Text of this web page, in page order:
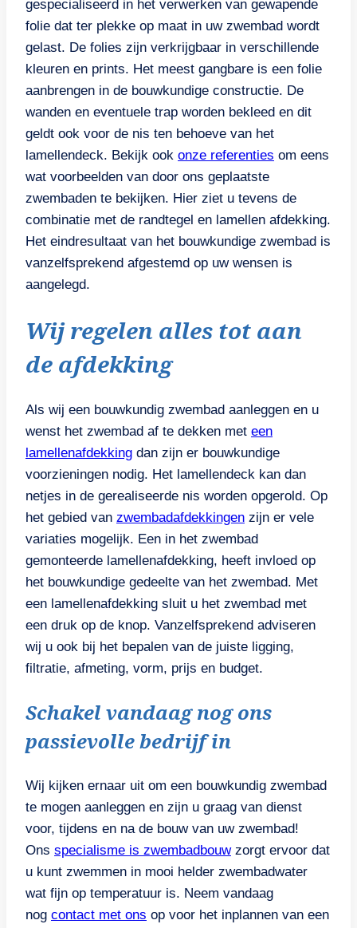
gespecialiseerd in het verwerken van gewapende
folie dat ter plekke op maat in uw zwembad wordt
gelast. De folies zijn verkrijgbaar in verschillende
kleuren en prints. Het meest gangbare is een folie
aanbrengen in de bouwkundige constructie. De
wanden en eventuele trap worden bekleed en dit
geldt ook voor de nis ten behoeve van het
lamellendeck. Bekijk ook onze referenties om eens
wat voorbeelden van door ons geplaatste
zwembaden te bekijken. Hier ziet u tevens de
combinatie met de randtegel en lamellen afdekking.
Het eindresultaat van het bouwkundige zwembad is
vanzelfsprekend afgestemd op uw wensen is
aangelegd.
Wij regelen alles tot aan
de afdekking
Als wij een bouwkundig zwembad aanleggen en u
wenst het zwembad af te dekken met een
lamellenafdekking dan zijn er bouwkundige
voorzieningen nodig. Het lamellendeck kan dan
netjes in de gerealiseerde nis worden opgerold. Op
het gebied van zwembadafdekkingen zijn er vele
variaties mogelijk. Een in het zwembad
gemonteerde lamellenafdekking, heeft invloed op
het bouwkundige gedeelte van het zwembad. Met
een lamellenafdekking sluit u het zwembad met
een druk op de knop. Vanzelfsprekend adviseren
wij u ook bij het bepalen van de juiste ligging,
filtratie, afmeting, vorm, prijs en budget.
Schakel vandaag nog ons
passievolle bedrijf in
Wij kijken ernaar uit om een bouwkundig zwembad
te mogen aanleggen en zijn u graag van dienst
voor, tijdens en na de bouw van uw zwembad!
Ons specialisme is zwembadbouwzorgt ervoor dat
u kunt zwemmen in mooi helder zwembadwater
wat fijn op temperatuur is. Neem vandaag
nog contact met ons op voor het inplannen van een